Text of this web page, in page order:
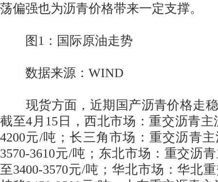
荡偏强也为沥青价格带来一定支撑。
图1：国际原油走势
数据来源：WIND
现货方面，近期国产沥青价格走稳
截至4月15日，西北市场：重交沥青主
4200元/吨；长三角市场：重交沥青
3570-3610元/吨；东北市场：重交沥
至3400-3570元/吨；华北市场：华北